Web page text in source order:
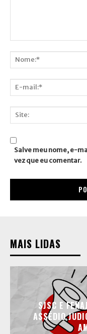
mail:*
Salve meu nome, e-
vez que eu comentar.
MAIS LIDAS
SJSC E
ASSÉDIO